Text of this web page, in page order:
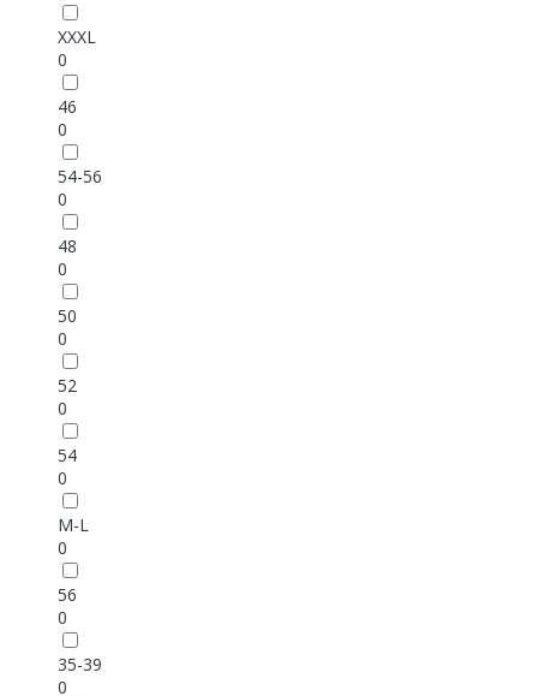
XXXL
0
46
0
54-56
0
48
0
50
0
52
0
54
0
M-L
0
56
0
35-39
0